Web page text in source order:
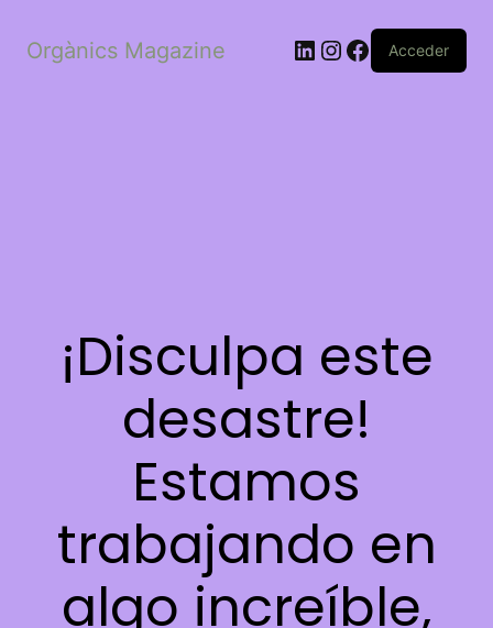
Orgànics Magazine LinkedIn
Instagram
Facebook
Acceder
¡Disculpa este
desastre!
Estamos
trabajando en
algo increíble,